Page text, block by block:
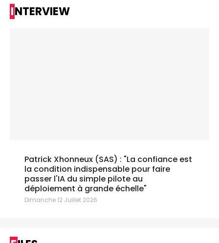
INTERVIEW
Patrick Xhonneux (SAS) : "La confiance est
la condition indispensable pour faire
passer l'IA du simple pilote au
déploiement à grande échelle"
Dimanche 12 Juillet 2026